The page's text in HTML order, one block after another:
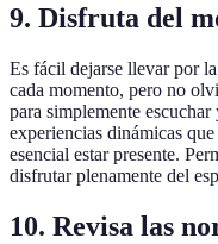
9. Disfruta del
Es fácil dejarse llevar por
cada momento, pero no
para simplemente
experiencias dinámicas
esencial estar presente.
disfrutar plenamente del
10. Revisa las